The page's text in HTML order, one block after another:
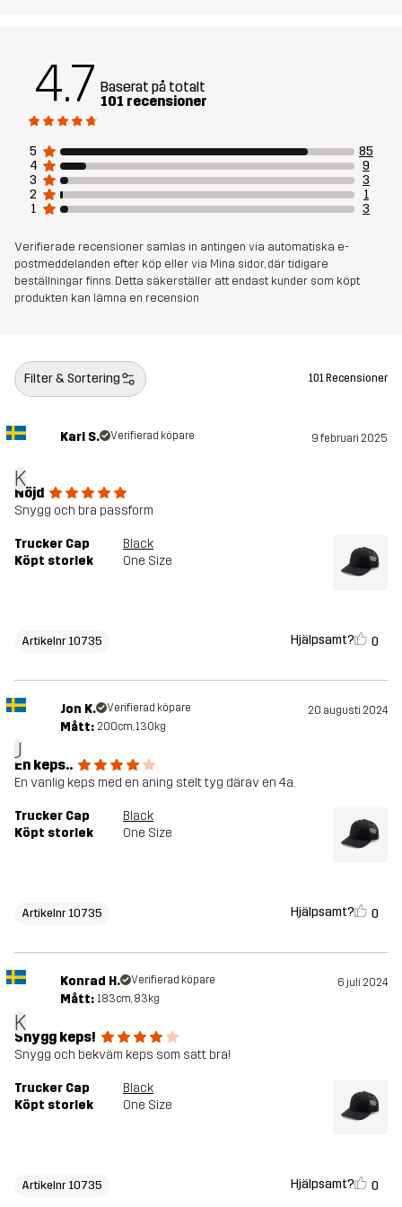
Artikelnummer
4.7 Baserat på totalt
101 recensioner
5
85
4
9
3
3
2
1
1
3
Verifierade recensioner samlas in antingen via automatiska e-
postmeddelanden efter köp eller via Mina sidor, där tidigare
beställningar finns. Detta säkerställer att endast kunder som köpt
produkten kan lämna en recension
Filter & Sortering 101 Recensioner
K
Karl S. Verifierad köpare 9 februari 2025
Nöjd
Snygg och bra passform
Trucker Cap
Black
Köpt storlek
One Size
Artikelnr 10735 Hjälpsamt? 0
J
Jon K. Verifierad köpare 20 augusti 2024
Mått: 200cm, 130kg
En keps..
En vanlig keps med en aning stelt tyg därav en 4a.
Trucker Cap
Black
Köpt storlek
One Size
Artikelnr 10735 Hjälpsamt? 0
K
Konrad H. Verifierad köpare 6 juli 2024
Mått: 183cm, 83kg
Snygg keps!
Snygg och bekväm keps som satt bra!
Trucker Cap
Black
Köpt storlek
One Size
Artikelnr 10735 Hjälpsamt? 0